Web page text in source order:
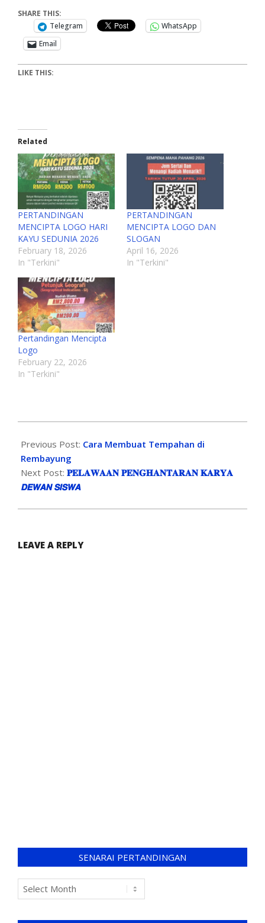
SHARE THIS:
Telegram
WhatsApp
Email
LIKE THIS:
Related
PERTANDINGAN
MENCIPTA LOGO HARI
KAYU SEDUNIA 2026
February 18, 2026
In "Terkini"
PERTANDINGAN
MENCIPTA LOGO DAN
SLOGAN
April 16, 2026
In "Terkini"
Pertandingan Mencipta
Logo
February 22, 2026
In "Terkini"
Previous Post: Cara Membuat Tempahan di
Rembayung
Next Post: 𝐏𝐄𝐋𝐀𝐖𝐀𝐀𝐍 𝐏𝐄𝐍𝐆𝐇𝐀𝐍𝐓𝐀𝐑𝐀𝐍 𝐊𝐀𝐑𝐘𝐀
𝘿𝙀𝙒𝘼𝙉 𝙎𝙄𝙎𝙒𝘼
LEAVE A REPLY
SENARAI PERTANDINGAN